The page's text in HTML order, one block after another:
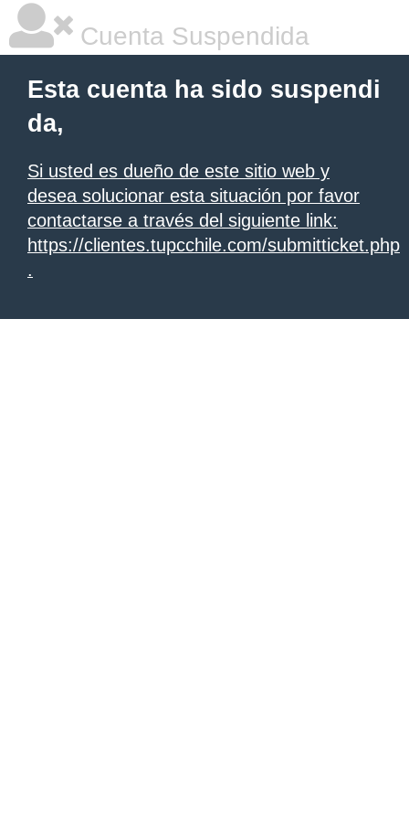
Cuenta Suspendida
Esta cuenta ha sido suspendi
da,
Si usted es dueño de este sitio web y
desea solucionar esta situación por favor
contactarse a través del siguiente link:
https://clientes.tupcchile.com/submitticket.php
.